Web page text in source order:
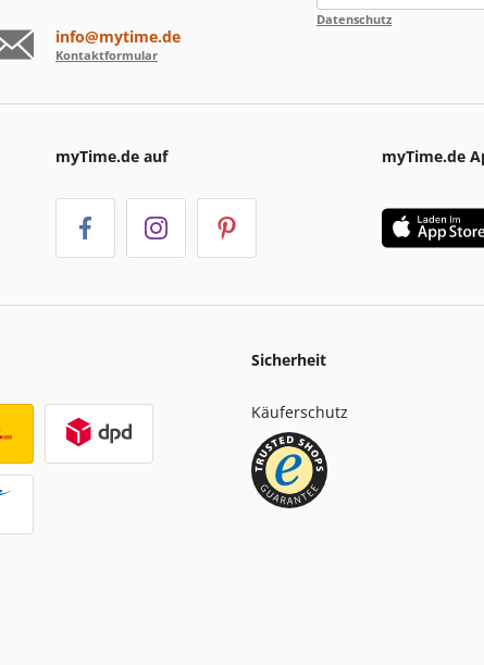
info@mytime.de
Kontaktformular
Datenschutz
myTime.de auf myTime.de
Sicherheit
Käuferschutz